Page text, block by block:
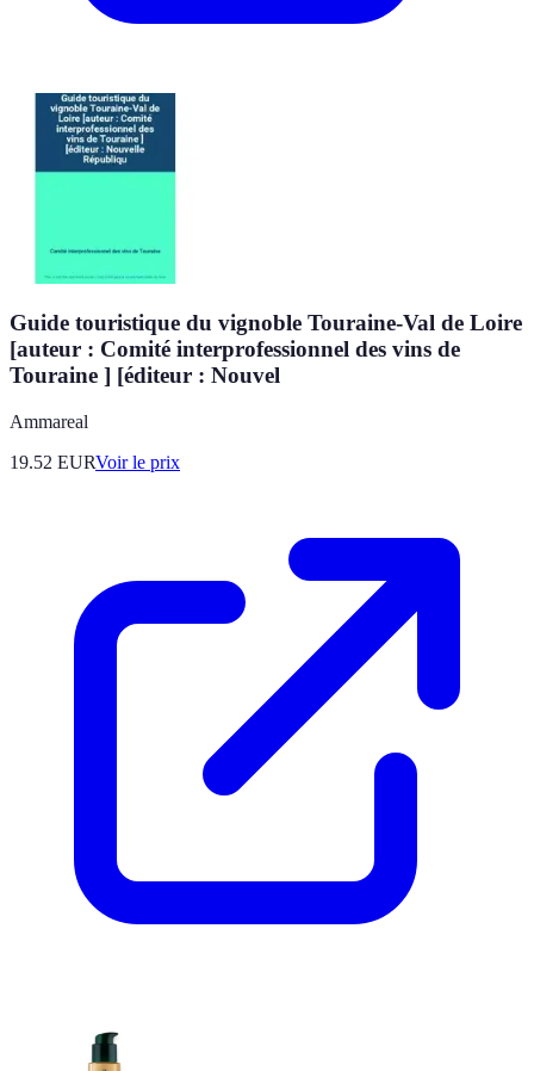
Guide touristique du vignoble Touraine-Val de Loire
[auteur : Comité interprofessionnel des vins de
Touraine ] [éditeur : Nouvel
Ammareal
19.52 EURVoir le prix